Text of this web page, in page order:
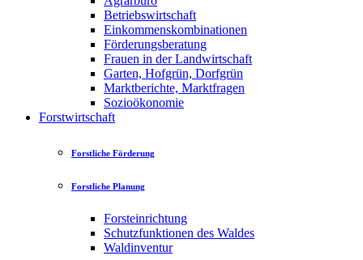
Betriebswirtschaft
Einkommenskombinationen
Förderungsberatung
Frauen in der Landwirtschaft
Garten, Hofgrün, Dorfgrün
Marktberichte, Marktfragen
Sozioökonomie
Forstwirtschaft
Forstliche Förderung
Forstliche Planung
Forsteinrichtung
Schutzfunktionen des Waldes
Waldinventur